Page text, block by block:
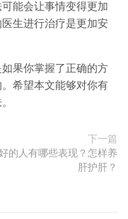
能会让事情变得更加
生进行治疗是更加安
果你掌握了正确的方
希望本文能够对你有
下一篇
的人有哪些表现？怎样养
肝护肝？